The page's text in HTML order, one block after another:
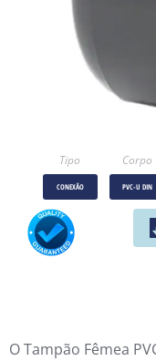
Tipo Corpo
CONEXÃO PVC-U DIN
O Tampão Fêmea